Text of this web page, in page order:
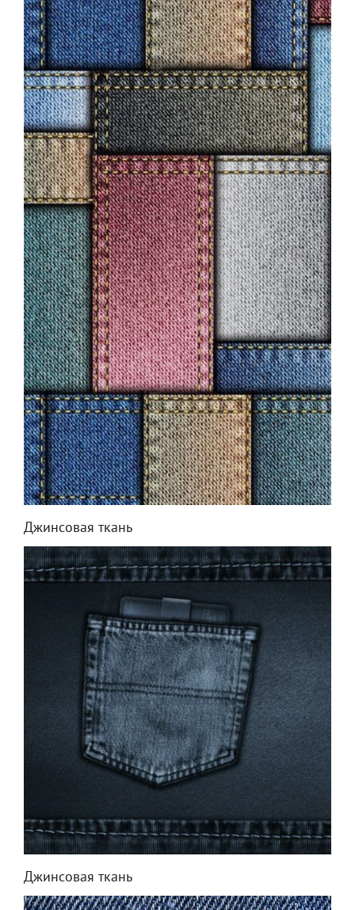
Джинсовая ткань
Джинсовая ткань